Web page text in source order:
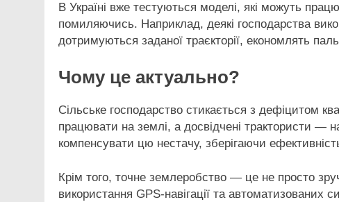
В Україні вже тестуються моделі, які можуть
помиляючись. Наприклад, деякі господарства
дотримуються заданої траєкторії, економлять
Чому це актуально?
Сільське господарство стикається з дефіцитом
працювати на землі, а досвідчені трактористи —
компенсувати цю нестачу, зберігаючи ефективність
Крім того, точне землеробство — це не просто
використання GPS-навігації та